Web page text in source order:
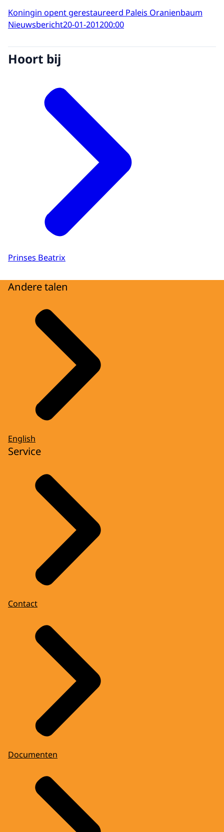
Koningin opent gerestaureerd Paleis Oranienbaum
Nieuwsbericht20-01-201200:00
Hoort bij
Prinses Beatrix
Andere talen
English
Service
Contact
Documenten